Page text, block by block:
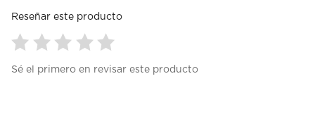
Reseñar este producto
paraparaparaparapara
Sé el primero en revisar este producto